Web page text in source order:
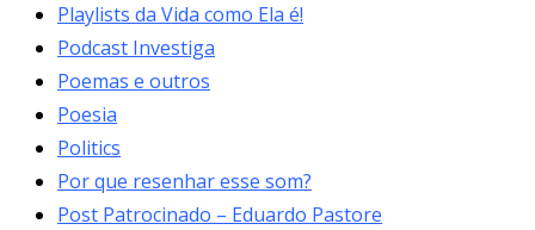
Playlists da Vida como Ela é!
Podcast Investiga
Poemas e outros
Poesia
Politics
Por que resenhar esse som?
Post Patrocinado – Eduardo Pastore